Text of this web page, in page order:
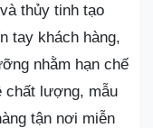
thủy tinh tạo
tay khách hàng,
nhằm hạn chế
chất lượng, mẫu
tận nơi miễn